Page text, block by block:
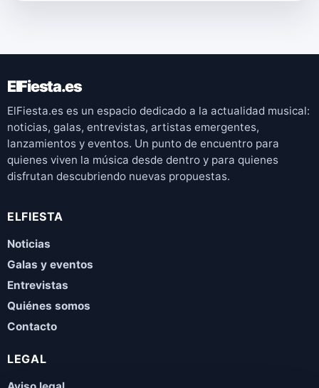
ElFiesta.es
ElFiesta.es es un espacio dedicado a la actualidad musical:
noticias, galas, entrevistas, artistas emergentes,
lanzamientos y eventos. Un punto de encuentro para
quienes viven la música desde dentro y para quienes
disfrutan descubriendo nuevas propuestas.
ELFIESTA
Noticias
Galas y eventos
Entrevistas
Quiénes somos
Contacto
LEGAL